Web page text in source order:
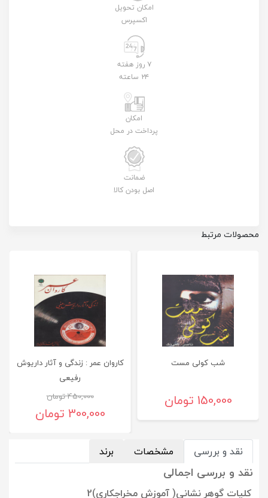
امکان تحویل
اکسپرس
۷ روز هفته
۲۴ ساعته
امکان
پرداخت در محل
ضمانت
اصل بودن کالا
محصولات مرتبط
شب کولی مست
150,000 تومان
کاروان عمر : زندگی و آثار داریوش
رفیعی
450,000 تومان
300,000 تومان
نقد و بررسی مشخصات برند
نقد و بررسی اجمالی
کلیات گوهر نشانی( آموزش مخراجکاری)2